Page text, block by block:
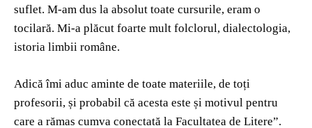
suflet. M-am dus la absolut toate cursurile, eram o
tocilară. Mi-a plăcut foarte mult folclorul, dialectologia,
istoria limbii române.
Adică îmi aduc aminte de toate materiile, de toți
profesorii, și probabil că acesta este și motivul pentru
care a rămas cumva conectată la Facultatea de Litere”.